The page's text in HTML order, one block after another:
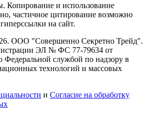
Копирование и использование
частичное цитирование возможно
на сайт.
ООО "Совершенно Секретно Трейд".
ЭЛ № ФС 77-79634 от
Федеральной службой по надзору в
технологий и массовых
и Согласие на обработку